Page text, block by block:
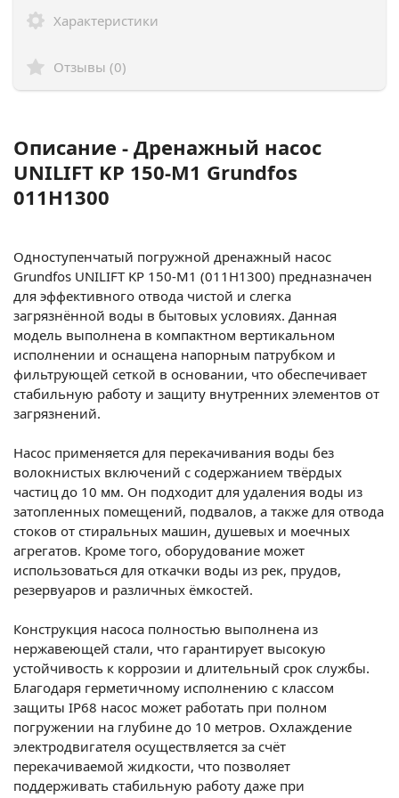
Характеристики
Отзывы (0)
Описание - Дренажный насос
UNILIFT KP 150-M1 Grundfos
011H1300
Одноступенчатый погружной дренажный насос
Grundfos UNILIFT KP 150-M1 (011H1300) предназначен
для эффективного отвода чистой и слегка
загрязнённой воды в бытовых условиях. Данная
модель выполнена в компактном вертикальном
исполнении и оснащена напорным патрубком и
фильтрующей сеткой в основании, что обеспечивает
стабильную работу и защиту внутренних элементов от
загрязнений.
Насос применяется для перекачивания воды без
волокнистых включений с содержанием твёрдых
частиц до 10 мм. Он подходит для удаления воды из
затопленных помещений, подвалов, а также для отвода
стоков от стиральных машин, душевых и моечных
агрегатов. Кроме того, оборудование может
использоваться для откачки воды из рек, прудов,
резервуаров и различных ёмкостей.
Конструкция насоса полностью выполнена из
нержавеющей стали, что гарантирует высокую
устойчивость к коррозии и длительный срок службы.
Благодаря герметичному исполнению с классом
защиты IP68 насос может работать при полном
погружении на глубине до 10 метров. Охлаждение
электродвигателя осуществляется за счёт
перекачиваемой жидкости, что позволяет
поддерживать стабильную работу даже при